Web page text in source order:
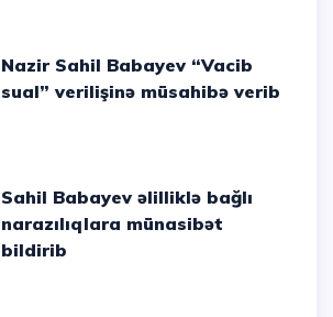
Nazir Sahil Babayev “Vacib
sual” verilişinə müsahibə verib
Sahil Babayev əlilliklə bağlı
narazılıqlara münasibət
bildirib